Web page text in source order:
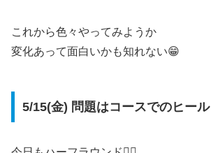
これから色々やってみようか
変化あって面白いかも知れない😁
5/15(金) 問題はコースでのヒール